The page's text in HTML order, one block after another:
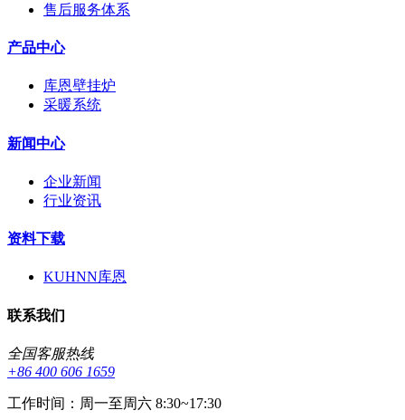
售后服务体系
产品中心
库恩壁挂炉
采暖系统
新闻中心
企业新闻
行业资讯
资料下载
KUHNN库恩
联系我们
全国客服热线
+86 400 606 1659
工作时间：周一至周六 8:30~17:30